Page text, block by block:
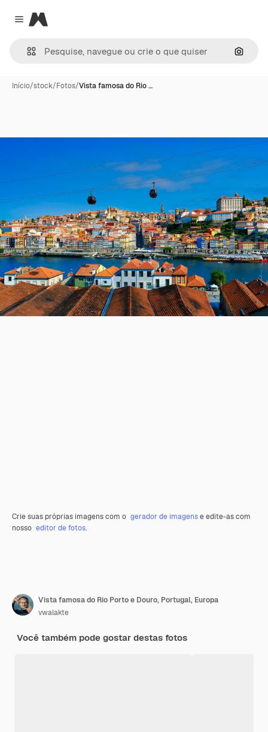
Close menu
Magnific
Início/stock/Fotos/Vista famosa do Rio …
Crie suas próprias imagens com o gerador de imagense edite-as com
nosso editor de fotos.
Vista famosa do Rio Porto e Douro, Portugal, Europa
vwalakte
Você também pode gostar destas fotos